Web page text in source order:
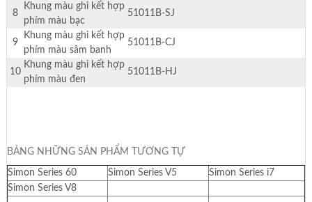
8
Khung màu ghi kết hợp
phím màu bạc
51011B-SJ
9
Khung màu ghi kết hợp
phím màu sâm banh
51011B-CJ
10
Khung màu ghi kết hợp
phím màu đen
51011B-HJ
BẢNG NHỮNG SẢN PHẨM TƯƠNG TỰ
Simon Series 60 Simon Series V5
Simon Series i7
Simon Series V8